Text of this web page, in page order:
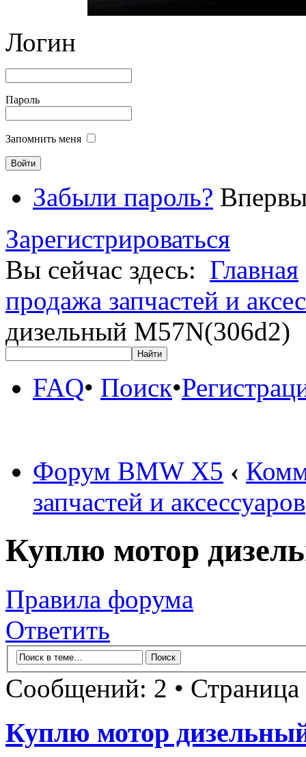
Логин
Пароль
Запомнить меня
Забыли пароль?
Зарегистрироваться
Вы сейчас здесь: Главная
продажа запчастей и
дизельный M57N(306d2)
FAQ• Поиск•
Форум BMW X5 ‹
запчастей и аксессуаров
Куплю мотор
Правила форума
Ответить
Сообщений: 2 • Страница
Куплю мотор